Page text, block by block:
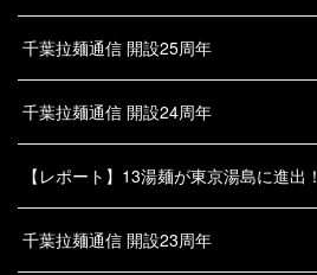
千葉拉麺通信 開設25周年
千葉拉麺通信 開設24周年
【レポート】13湯麺が東京湯島に進出！
千葉拉麺通信 開設23周年